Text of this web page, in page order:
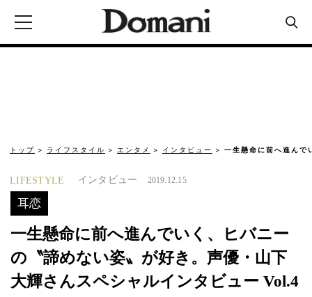
トップ ライフスタイル エンタメ インタビュー 一生懸命に前へ進んで
LIFESTYLE インタビュー 2019.12.15
耳恋
一生懸命に前へ進んでいく、ヒバニー
の〝諦めない姿〟が好き。声優・山下
大輝さんスペシャルインタビュー Vol.4